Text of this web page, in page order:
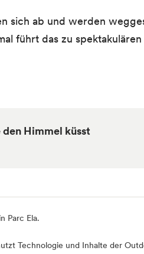
sich ab und werden
führt das zu
Himmel küsst
Parc Ela.
Technologie und Inhalte der